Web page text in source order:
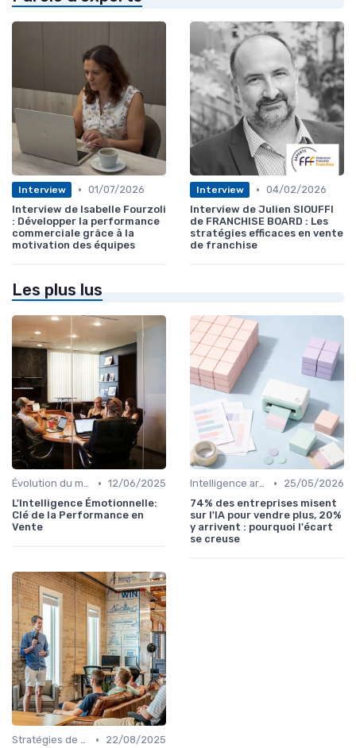
Interview • 01/07/2026
Interview de Isabelle Fourzoli
: Développer la performance
commerciale grâce à la
motivation des équipes
Interview • 04/02/2026
Interview de Julien SIOUFFI
de FRANCHISE BOARD : Les
stratégies efficaces en vente
de franchise
Les plus lus
Évolution du marché et des consommateurs • 12/06/2025
L'Intelligence Émotionnelle:
Clé de la Performance en
Vente
Intelligence artificielle en vente •
25/05/2026
74% des entreprises misent
sur l'IA pour vendre plus, 20%
y arrivent : pourquoi l'écart
se creuse
Stratégies de vente omnicanal •
22/08/2025